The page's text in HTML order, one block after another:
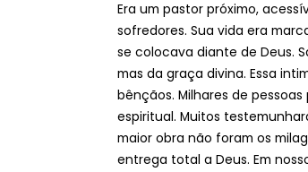
Era um pastor próximo,
sofredores. Sua vida era
se colocava diante de Deus.
mas da graça divina. Essa
bênçãos. Milhares de
espiritual. Muitos
maior obra não foram os
entrega total a Deus. Em